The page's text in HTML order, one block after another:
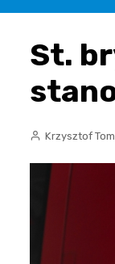
St.
Krzysztof